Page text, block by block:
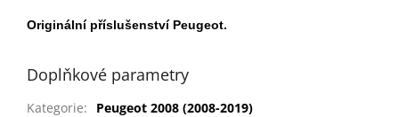
Originální příslušenství Peugeot.
Doplňkové parametry
Kategorie:
Peugeot 2008 (2008-2019)